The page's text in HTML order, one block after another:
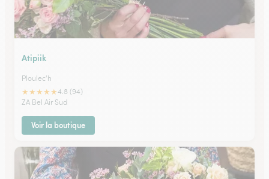
Atipiik
Ploulec'h
★★★★★4.8 (94)
ZA Bel Air Sud
Voir la boutique